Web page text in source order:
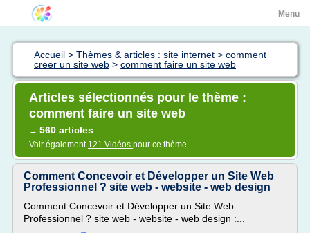
Menu
Accueil > Thèmes & articles : site internet > comment
creer un site web > comment faire un site web
Articles sélectionnés pour le thème :
comment faire un site web
→ 560 articles
Voir également 121 Vidéos pour ce thème
Comment Concevoir et Développer un Site Web
Professionnel ? site web - website - web design
Comment Concevoir et Développer un Site Web
Professionnel ? site web - website - web design :...